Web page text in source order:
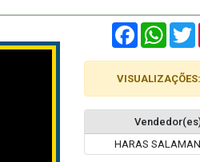
Facebook
VISUALIZAÇÕES:
HARAS